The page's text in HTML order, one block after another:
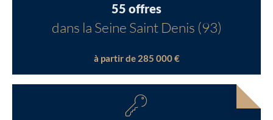
55 offres
dans la Seine Saint Denis (93)
à partir de 285 000 €